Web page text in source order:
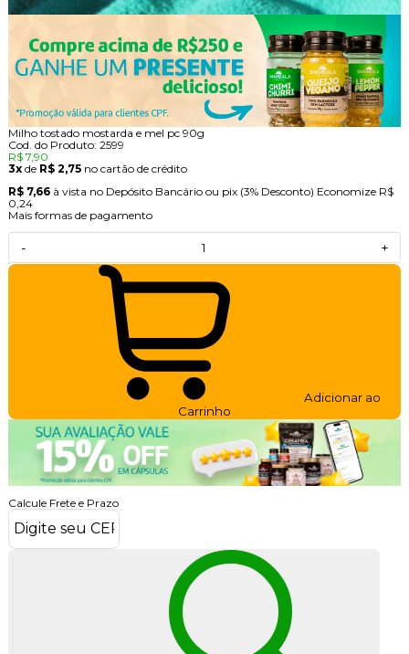
Milho tostado mostarda e mel pc 90g
Cod. do Produto: 2599
R$ 7,90
3xde R$ 2,75 no cartão de crédito
R$ 7,66 à vista no Depósito Bancário ou pix (3% Desconto) Economize R$
0,24
Mais formas de pagamento
- +
Adicionar ao
Carrinho
Calcule Frete e Prazo